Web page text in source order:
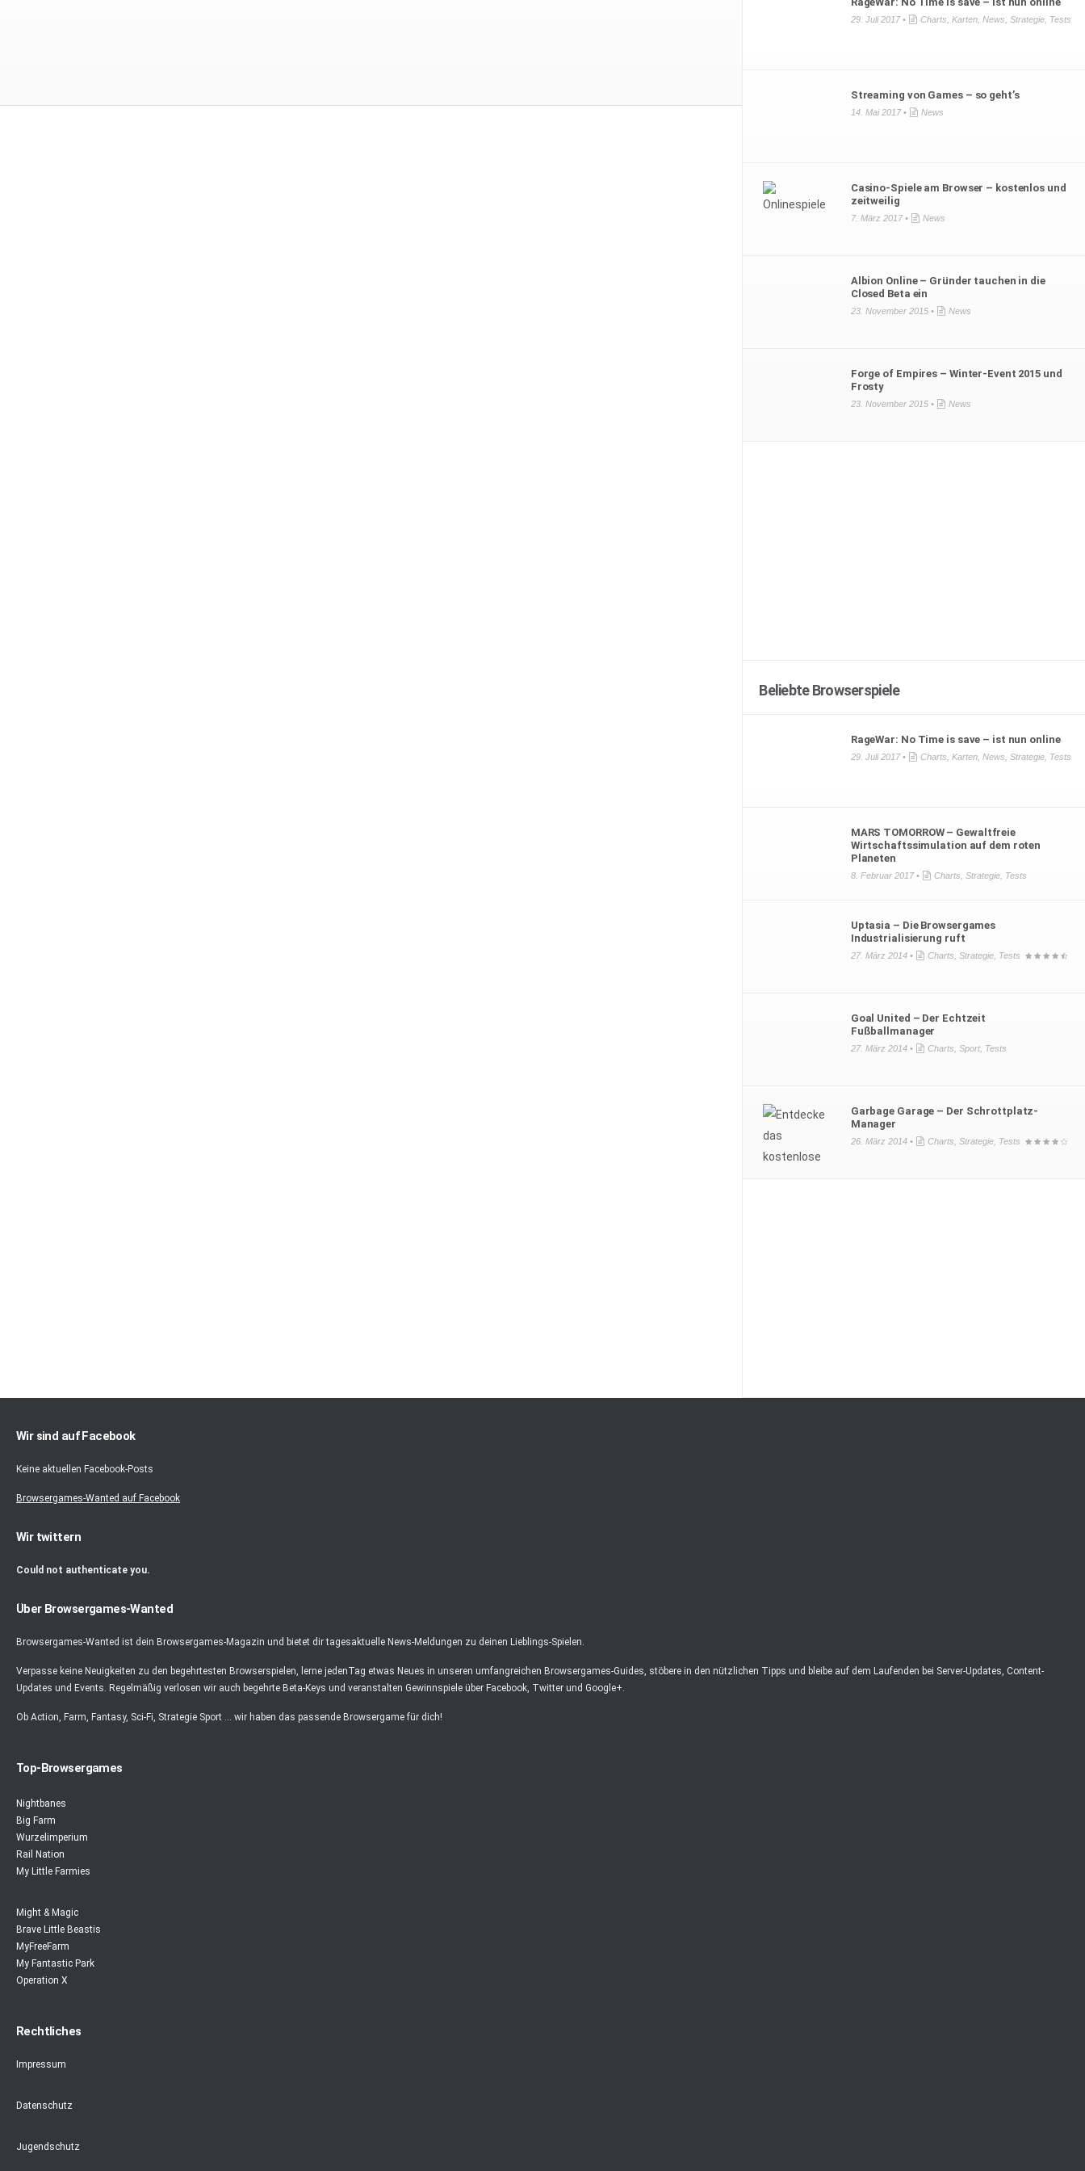
29. Juli 2017 • Charts Karten, News Strategie, Tests
Streaming von Games – so geht’s
14. Mai 2017 • News
Casino-Spiele am Browser – kostenlos und
zeitweilig
7. März 2017 • News
Albion Online – Gründer tauchen in die
Closed Beta ein
23. November 2015 • News
Forge of Empires – Winter-Event 2015 und
Frosty
23. November 2015 • News
Beliebte Browserspiele
RageWar: No Time is save – ist nun online
29. Juli 2017 • Charts Karten, News Strategie, Tests
MARS TOMORROW – Gewaltfreie
Wirtschaftssimulation auf dem roten
Planeten
8. Februar 2017 • Charts Strategie, Tests
Uptasia – Die Browsergames
Industrialisierung ruft
27. März 2014 • Charts Strategie, Tests
Goal United – Der Echtzeit
Fußballmanager
27. März 2014 • Charts Sport, Tests
Garbage Garage – Der Schrottplatz-
Manager
26. März 2014 • Charts Strategie, Tests
Wir sind auf Facebook
Keine aktuellen Facebook-Posts
Browsergames-Wanted auf Facebook
Wir twittern
Could not authenticate you.
Über Browsergames-Wanted
Browsergames-Wanted ist dein Browsergames-Magazin und bietet dir tagesaktuelle News-Meldungen zu deinen Lieblings-Spielen.
Verpasse keine Neuigkeiten zu den begehrtesten Browserspielen, lerne jedenTag etwas Neues in unseren umfangreichen Browsergames-Guides, stöbere in den nützlichen Tipps und bleibe auf dem Laufenden bei Server-Updates, Content-
Updates und Events. Regelmäßig verlosen wir auch begehrte Beta-Keys und veranstalten Gewinnspiele über Facebook, Twitter und Google+.
Ob Action, Farm, Fantasy, Sci-Fi, Strategie Sport ... wir haben das passende Browsergame für dich!
Top-Browsergames
Nightbanes
Big Farm
Wurzelimperium
Rail Nation
My Little Farmies
Might & Magic
Brave Little Beastis
MyFreeFarm
My Fantastic Park
Operation X
Rechtliches
Impressum
Datenschutz
Jugendschutz